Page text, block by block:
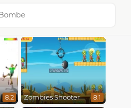
8.2 Zombies Shooter 8.1